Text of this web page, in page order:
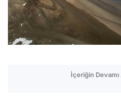
İçeriğin Devamı